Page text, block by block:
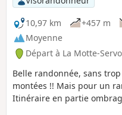
10,97 km
+457 m
Moyenne
Départ à La Motte-
Belle randonnée, sans
montées !! Mais pour un
Itinéraire en partie